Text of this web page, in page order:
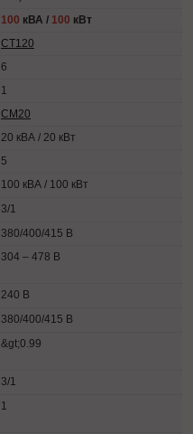
100 кВА / 100 кВт
СТ120
6
1
СМ20
20 кВА / 20 кВт
5
100 кВА / 100 кВт
3/1
380/400/415 В
304 – 478 В
240 В
380/400/415 В
&gt;0.99
3/1
1